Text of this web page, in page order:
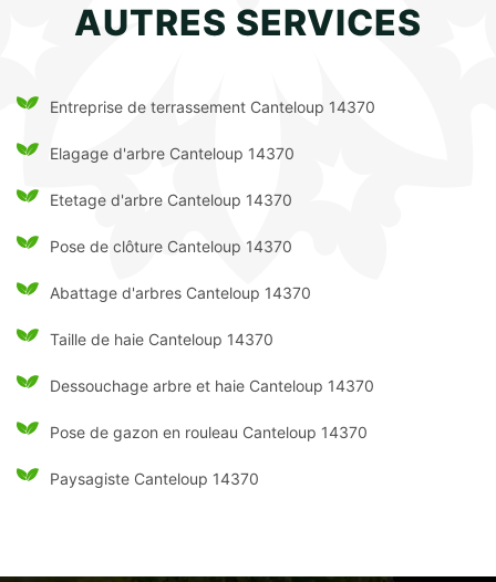
AUTRES SERVICES
Entreprise de terrassement Canteloup 14370
Elagage d'arbre Canteloup 14370
Etetage d'arbre Canteloup 14370
Pose de clôture Canteloup 14370
Abattage d'arbres Canteloup 14370
Taille de haie Canteloup 14370
Dessouchage arbre et haie Canteloup 14370
Pose de gazon en rouleau Canteloup 14370
Paysagiste Canteloup 14370